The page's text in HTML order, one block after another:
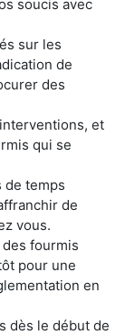
soucis avec
sur les
de
des
et
qui se
de temps
de
vous.
fourmis
pour une
en
dès le début de